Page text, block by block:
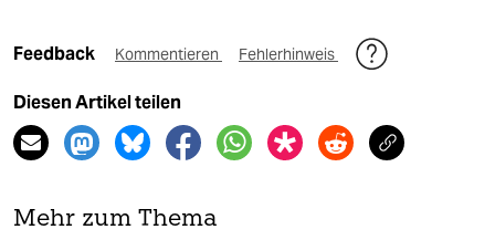
Feedback Kommentieren Fehlerhinweis
Diesen Artikel teilen
Mehr zum Thema